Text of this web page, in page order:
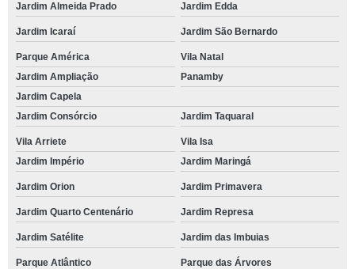
Jardim Almeida Prado
Jardim Edda
Jardim Icaraí Jardim São Bernardo
Parque América
Vila Natal
Jardim Ampliação
Panamby
Jardim Capela
Jardim Consórcio
Jardim Taquaral
Vila Arriete
Vila Isa
Jardim Império
Jardim Maringá
Jardim Orion Jardim Primavera
Jardim Quarto Centenário Jardim Represa
Jardim Satélite Jardim das Imbuias
Parque Atlântico Parque das Árvores